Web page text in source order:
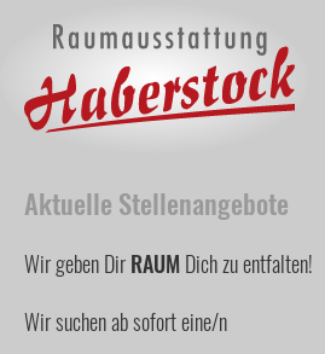
Aktuelle Stellenangebote
Wir geben DirRAUMDich zu entfalten!
Wir suchen ab sofort eine/n